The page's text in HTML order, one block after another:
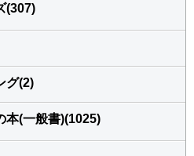
(307)
グ(2)
本(一般書)(1025)